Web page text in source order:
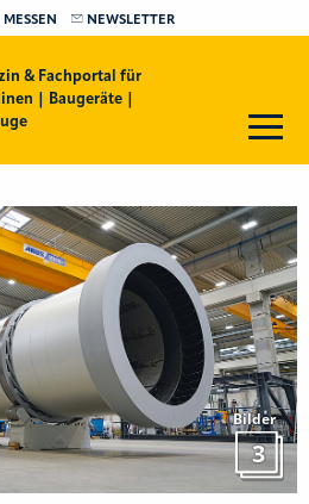
MESSEN NEWSLETTER
& Fachportal für
| Baugeräte |
Bilder
3